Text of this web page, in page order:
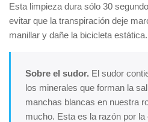
Esta limpieza dura sólo 30
evitar que la transpiración deje
manillar y dañe la bicicleta estática.
Sobre el sudor. El sudor
los minerales que forman la
manchas blancas en nuestra
mucho. Esta es la razón por